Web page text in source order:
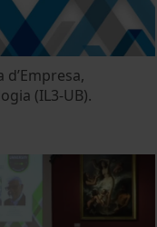
(IL3-UB).